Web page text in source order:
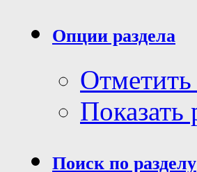
Опции раздела
Показать
Поиск по разделу